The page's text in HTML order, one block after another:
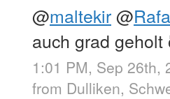
@maltekir@
auch grad
1:01 PM, Sep 26th,
from Dulliken,